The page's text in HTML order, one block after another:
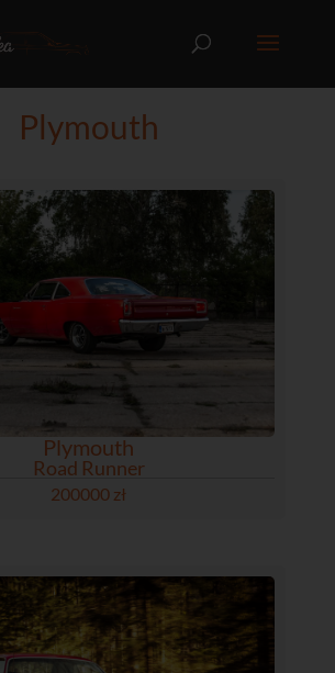
Plymouth
Plymouth
Road Runner
200000 zł